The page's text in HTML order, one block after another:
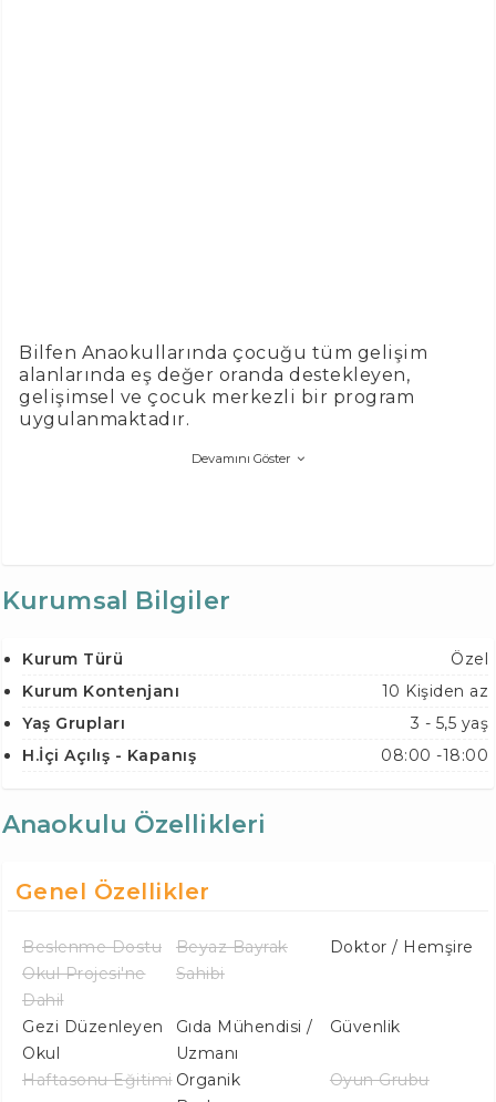
Bilfen Anaokullarında çocuğu tüm gelişim
alanlarında eş değer oranda destekleyen,
gelişimsel ve çocuk merkezli bir program
uygulanmaktadır.
Devamını Göster
Kurumsal Bilgiler
Kurum Türü
Özel
Kurum Kontenjanı
10 Kişiden az
Yaş Grupları
3 - 5,5 yaş
H.İçi Açılış - Kapanış
08:00 -18:00
Anaokulu Özellikleri
Genel Özellikler
Beslenme Dostu
Okul Projesi'ne
Dahil
Beyaz Bayrak
Sahibi
Doktor / Hemşire
Gezi Düzenleyen
Okul
Gıda Mühendisi /
Uzmanı
Güvenlik
Haftasonu Eğitimi Organik
Oyun Grubu